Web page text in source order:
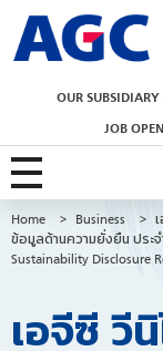
OUR
JOB
Home > Business >
ข้อมูลด้านความยั่งยืน ประจ
Sustainability Disclosure
เอจีซี วี